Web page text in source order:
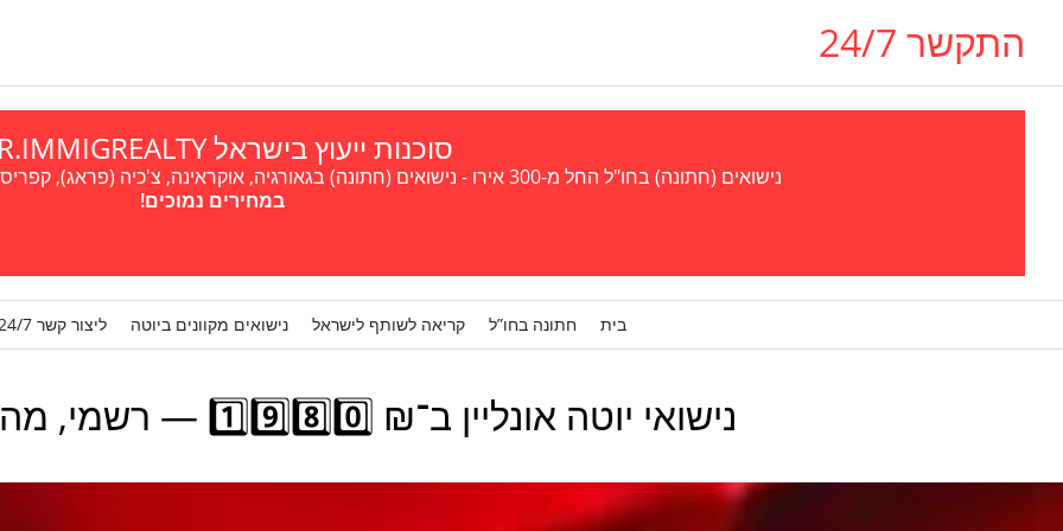
התקשר 24/7
סוכנות ייעוץ בישראל A.R.IMMIGREALTY
נישואים (חתונה) בחו"ל החל מ-300 אירו - נישואים (חתונה) בגאורגיה, אוקראינה, צ'כיה (פראג), קפריסין, אל סלבדור, פרגוואי סטוּפּרו, ויזה לבן/בת זוג
במחירים נמוכים!
בית חתונה בחו”ל קריאה לשותף לישראל נישואים מקוונים ביוטה ליצור קשר 24/7
נישואי יוטה אונליין ב־₪ 1️⃣9️⃣8️⃣0️⃣ — רשמי, מהיר וללא טיסה